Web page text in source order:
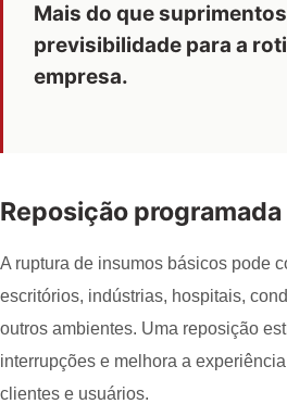
Mais do que
previsibilidade para a
empresa.
Reposição
A ruptura de insumos básicos pode
escritórios, indústrias, hospitais,
outros ambientes. Uma reposição
interrupções e melhora a
clientes e usuários.